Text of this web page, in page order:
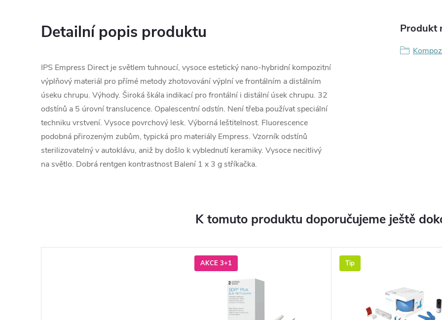
Detailní popis produktu
IPS Empress Direct je světlem tuhnoucí, vysoce estetický nano-hybridní kompozitní
výplňový materiál pro přímé metody zhotovování výplní ve frontálním a distálním
úseku chrupu. Výhody. Široká škála indikací pro frontální i distální úsek chrupu. 32
odstínů a 5 úrovní translucence. Opalescentní odstín. Není třeba používat speciální
techniku vrstvení. Vysoce povrchový lesk. Výborná leštitelnost. Fluorescence
podobná přirozeným zubům, typická pro materiály Empress. Vzorník odstínů
sterilizovatelný v autoklávu, aniž by došlo k vyblednutí keramiky. Vysoce necitlivý
na světlo. Dobrá rentgen kontrastnost Balení 1 x 3 g stříkačka.
Produkt
K tomuto produktu doporučujeme ještě
AKCE 3+1 Tip